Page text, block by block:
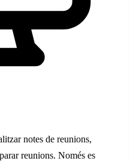
notes de reunions,
reunions. Només es